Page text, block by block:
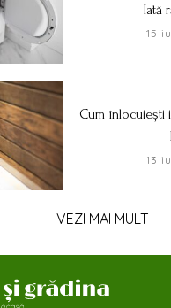
Iată
15
Cum înlocuiești
13
VEZI MAI MULT